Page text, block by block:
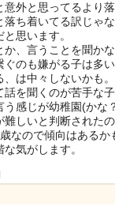
意外と思ってるより
落ち着いてる訳じゃ
と思います。
か、言うことを聞か
ぐのも嫌がる子は多
、は中々しないかも。
話を聞くのが苦手な
う感じが幼稚園(かな
難しいと判断された
なので傾向はあるか
な気がします。